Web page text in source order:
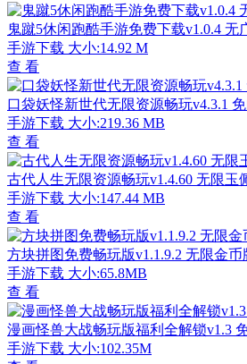
鬼蹴5休闲跑酷手游免费下载v1.0.4 无
手游下载 大小:14.92 M
查 看
口袋妖怪新世代无限资源畅玩v4.3.1
手游下载 大小:219.36 MB
查 看
古代人生无限资源畅玩v1.4.60 无限玉
手游下载 大小:147.44 MB
查 看
方块拼图免费畅玩版v1.1.9.2 无限金币
手游下载 大小:65.8MB
查 看
漫画怪兽大战畅玩版福利全解锁v1.3
手游下载 大小:102.35M